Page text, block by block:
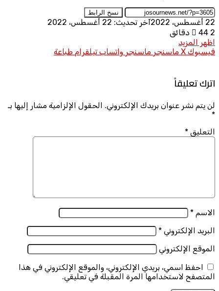
نسخ الرابط
22 أغسطس، 2022
آخر تحديث: 22 أغسطس، 2022
44 2 دقائق
اظهر المزيد
فيسبوك X ماسنجر ماسنجر واتساب تيلقرام طباعة
اترك تعليقاً
لن يتم نشر عنوان بريدك الإلكتروني.
الحقول الإلزامية مشار إليها بـ
*
التعليق *
الاسم *
البريد الإلكتروني *
الموقع الإلكتروني
احفظ اسمي، بريدي الإلكتروني، والموقع الإلكتروني في هذا
المتصفح لاستخدامها المرة المقبلة في تعليقي.